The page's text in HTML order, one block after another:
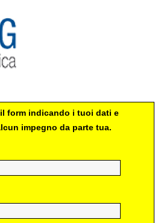
form indicando i tuoi dati e
impegno da parte tua.